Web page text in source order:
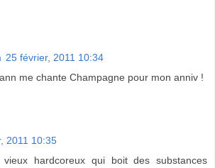
25 février, 2011 10:34
me chante Champagne pour mon anniv !
2011 10:35
hardcoreux qui boit des substances